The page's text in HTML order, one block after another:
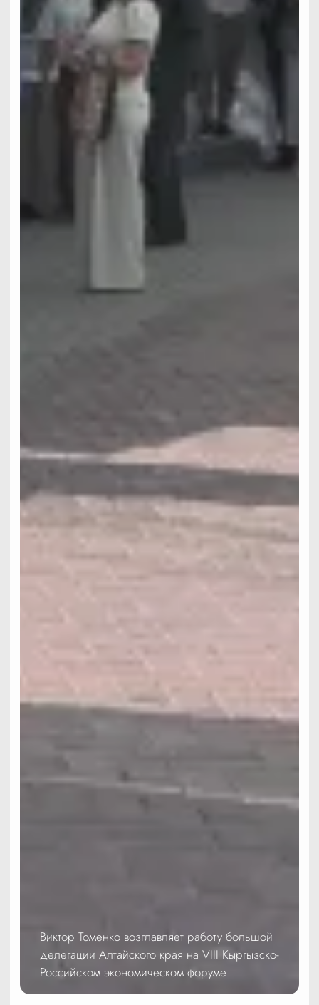
Виктор Томенко возглавляет работу большой
делегации Алтайского края на VIII Кыргызско-
Российском экономическом форуме